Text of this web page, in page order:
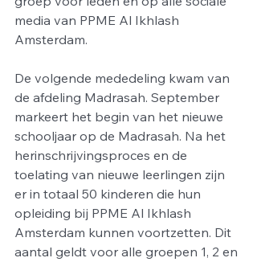
media van PPME Al Ikhlash
Amsterdam.
De volgende mededeling kwam van
de afdeling Madrasah. September
markeert het begin van het nieuwe
schooljaar op de Madrasah. Na het
herinschrijvingsproces en de
toelating van nieuwe leerlingen zijn
er in totaal 50 kinderen die hun
opleiding bij PPME Al Ikhlash
Amsterdam kunnen voortzetten. Dit
aantal geldt voor alle groepen 1, 2 en